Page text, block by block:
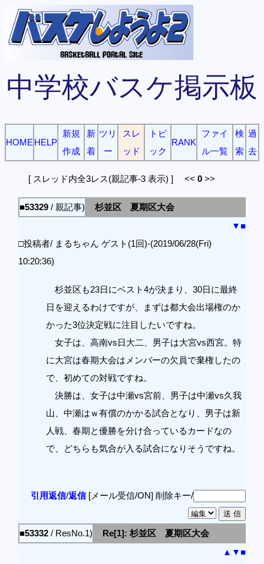
中学校バスケ掲示板
HOME HELP
新規
作成
新
着
ツリ
ー
スレ
ッド
トピ
ック
RANK
ファイ
ル一覧
検
索
過
去
[ スレッド内全3レス(親記事-3 表示) ] << 0 >>
■53329 / 親記事)
杉並区 夏期区大会
▼■
□投稿者/ まるちゃん ゲスト(1回)-(2019/06/28(Fri)
10:20:36)
杉並区も23日にベスト4が決まり、30日に最終
日を迎えるわけですが、まずは都大会出場権のか
かった3位決定戦に注目したいですね。
女子は、高南vs日大二、男子は大宮vs西宮。特
に大宮は春期大会はメンバーの欠員で棄権したの
で、初めての対戦ですね。
決勝は、女子は中瀬vs宮前、男子は中瀬vs久我
山、中瀬はｗ有償のかかる試合となり、男子は新
人戦、春期と優勝を分け合っているカードなの
で、どちらも気合が入る試合になりそうですね。
引用返信/返信[メール受信/ON] 削除キー/
■53332 / ResNo.1)
Re[1]: 杉並区 夏期区大会
▲ ▼■